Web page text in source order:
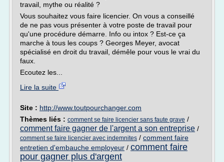
travail, mythe ou réalité ?
Vous souhaitez vous faire licencier. On vous a conseillé
de ne pas vous présenter à votre poste de travail pour
qu'une procédure démarre. Info ou intox ? Est-ce ça
marche à tous les coups ? Georges Meyer, avocat
spécialisé en droit du travail, démêle pour vous le vrai du
faux.
Ecoutez les...
Lire la suite
Site : http://www.toutpourchanger.com
Thèmes liés : comment se faire licencier sans faute grave /
comment faire gagner de l'argent a son entreprise /
comment se faire licencier avec indemnites / comment faire
entretien d'embauche employeur / comment faire
pour gagner plus d'argent